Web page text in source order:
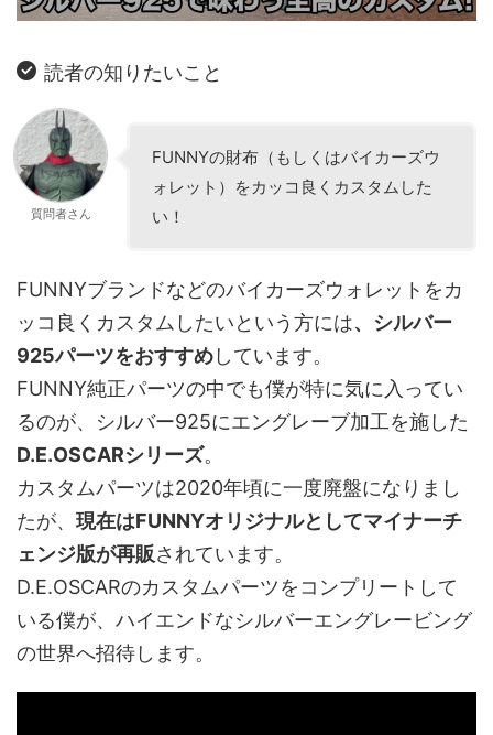
読者の知りたいこと
質問者さん
FUNNYの財布（もしくはバイカーズウ
ォレット）をカッコ良くカスタムした
い！
FUNNYブランドなどのバイカーズウォレットをカ
ッコ良くカスタムしたいという方には、シルバー
925パーツをおすすめしています。
FUNNY純正パーツの中でも僕が特に気に入ってい
るのが、シルバー925にエングレーブ加工を施した
D.E.OSCARシリーズ。
カスタムパーツは2020年頃に一度廃盤になりまし
たが、 現在はFUNNYオリジナルとしてマイナーチ
ェンジ版が再販されています。
D.E.OSCARのカスタムパーツをコンプリートして
いる僕が、ハイエンドなシルバーエングレービング
の世界へ招待します。